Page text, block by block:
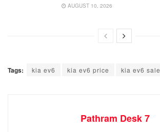
AUGUST 10, 2026
Tags: kia ev6 kia ev6 price kia ev6 sale
Pathram Desk 7